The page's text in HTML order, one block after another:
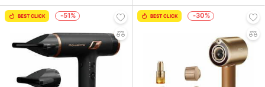
BEST CLICK -51% BEST CLICK -30%